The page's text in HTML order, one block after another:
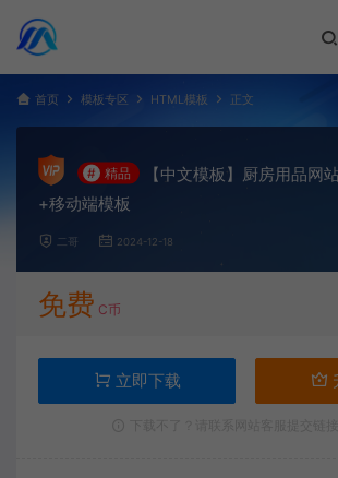
首页 模板专区 HTML模板 正文
# 精品
【中文模板】厨房用品网
+移动端模板
二哥 2024-12-18
免费 C币
立即下载